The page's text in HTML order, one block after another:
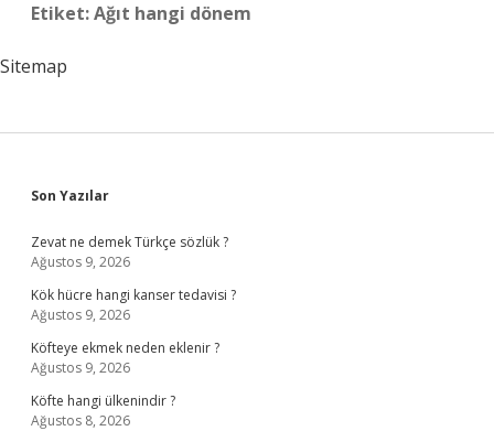
Etiket:Ağıt hangi dönem
Sitemap
Sidebar
Son Yazılar
Zevat ne demek Türkçe sözlük ?
Ağustos 9, 2026
Kök hücre hangi kanser tedavisi ?
Ağustos 9, 2026
Köfteye ekmek neden eklenir ?
Ağustos 9, 2026
Köfte hangi ülkenindir ?
Ağustos 8, 2026